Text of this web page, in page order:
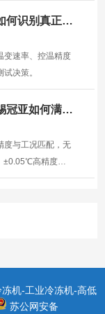
何识别真正满
变速率、控温精度
决策。
冠亚如何满足
度与工况匹配，无
±0.05℃高精度解
机-工业冷冻机-高低
苏公网安备